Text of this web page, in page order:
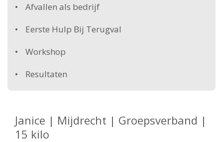
Afvallen als bedrijf
Eerste Hulp Bij Terugval
Workshop
Resultaten
Janice | Mijdrecht | Groepsverband |
15 kilo